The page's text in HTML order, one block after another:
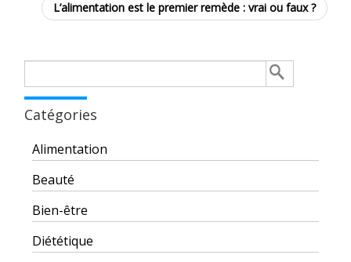
L’alimentation est le premier remède : vrai ou faux ?
Catégories
Alimentation
Beauté
Bien-être
Diététique